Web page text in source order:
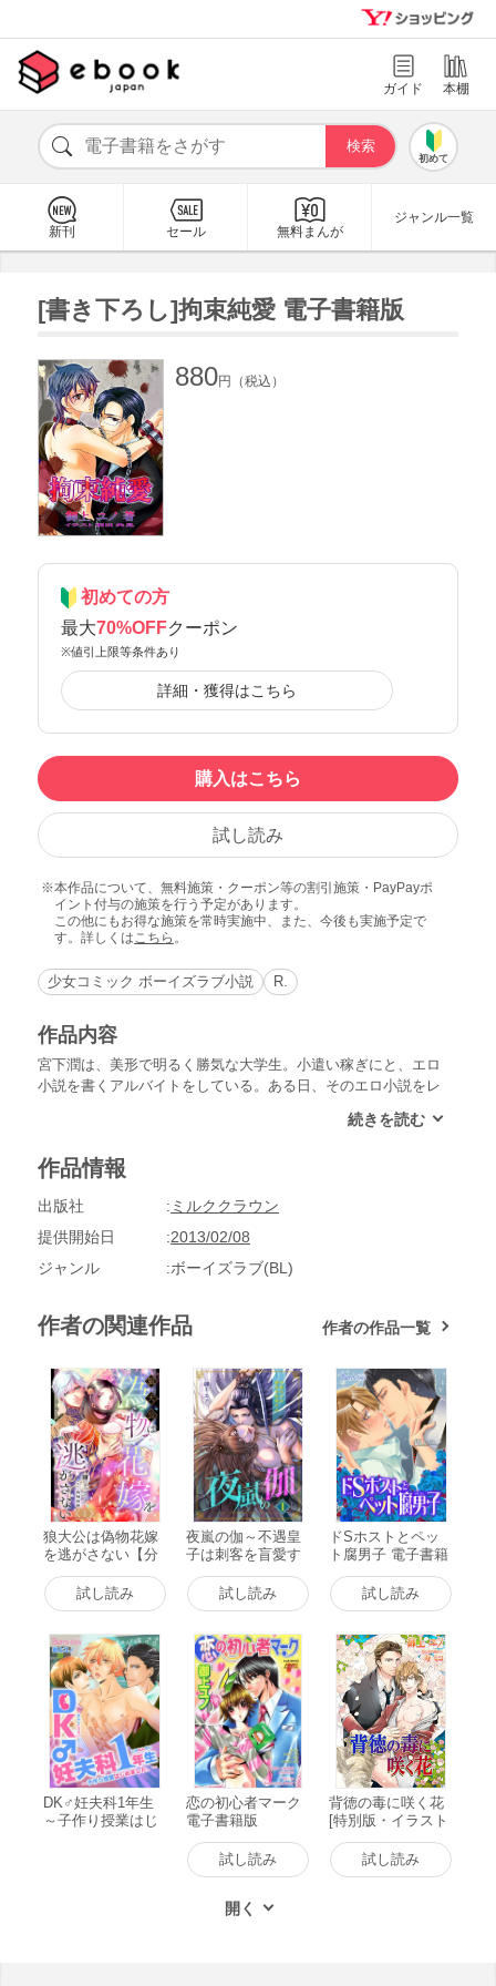
ガイド 本棚
初めて
新刊 セール 無料まんが
ジャンル一覧
[書き下ろし]拘束純愛 電子書籍版
880円（税込）
初めての方
最大70%OFFクーポン
※値引上限等条件あり
詳細・獲得はこちら
購入はこちら
試し読み
本作品について、無料施策・クーポン等の割引施策・PayPayポ
イント付与の施策を行う予定があります。
この他にもお得な施策を常時実施中、また、今後も実施予定で
す。詳しくはこちら 。
少女コミック ボーイズラブ小説 R.
作品内容
宮下潤は、美形で明るく勝気な大学生。小遣い稼ぎにと、エロ
小説を書くアルバイトをしている。ある日、そのエロ小説をレ
たのは、クールメガネの法学部教授・潮見芳樹だった！！潤
げられてしまう。そして、『この小説の主人公の通りにしたら
調教…。潤の運命は？？
作品情報
出版社
ミルククラウン
提供開始日
2013/02/08
ジャンル
ボーイズラブ(BL)
作者の関連作品 作者の作品一覧
狼大公は偽物花嫁
を逃がさない【分
冊版】1話 電子書
籍版
試し読み
夜嵐の伽～不遇皇
子は刺客を盲愛す
る～(単話版1) 電子
書籍版試し読み
ドSホストとペッ
ト腐男子 電子書籍
試し読み
DK♂妊夫科1年生
～子作り授業はじ
恋の初心者マーク
電子書籍版
試し読み
背徳の毒に咲く花
[特別版・イラスト
入り] 電子書籍版
試し読み